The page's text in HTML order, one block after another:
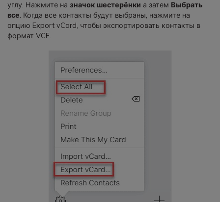
углу. Нажмите на значок шестерёнки а затем Выбрать
все. Когда все контакты будут выбраны, нажмите на
опцию Export vCard, чтобы экспортировать контакты в
формат VCF.